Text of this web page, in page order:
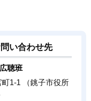
い合わせ先
聴班
1-1 （銚子市役所